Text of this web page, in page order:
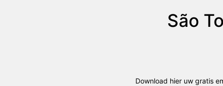
São
Download hier uw gratis